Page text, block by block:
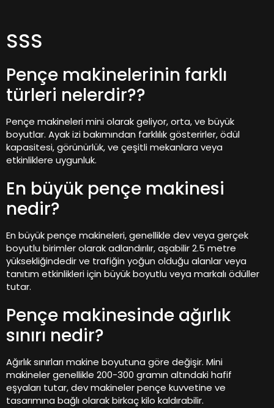
SSS
Pençe makinelerinin farklı
türleri nelerdir??
Pençe makineleri mini olarak geliyor, orta, ve büyük
boyutlar. Ayak izi bakımından farklılık gösterirler, ödül
kapasitesi, görünürlük, ve çeşitli mekanlara veya
etkinliklere uygunluk.
En büyük pençe makinesi
nedir?
En büyük pençe makineleri, genellikle dev veya gerçek
boyutlu birimler olarak adlandırılır, aşabilir 2.5 metre
yüksekliğindedir ve trafiğin yoğun olduğu alanlar veya
tanıtım etkinlikleri için büyük boyutlu veya markalı ödüller
tutar.
Pençe makinesinde ağırlık
sınırı nedir?
Ağırlık sınırları makine boyutuna göre değişir. Mini
makineler genellikle 200-300 gramın altındaki hafif
eşyaları tutar, dev makineler pençe kuvvetine ve
tasarımına bağlı olarak birkaç kilo kaldırabilir.